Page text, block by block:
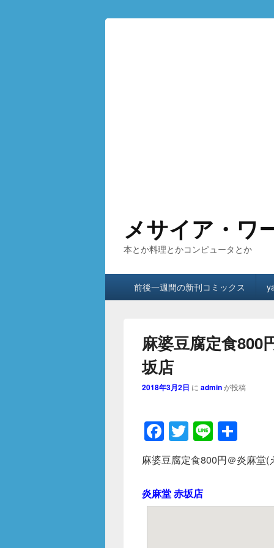
メサイア・ワ
本とか料理とかコンピュータとか
前後一週間の新刊コミックス
麻婆豆腐定食800
坂店
2018年3月2日 に adminが投稿
F
a
c
e
b
T
wi
tt
er
Li
n
e
有
麻婆豆腐定食800円＠炎麻堂(
炎麻堂 赤坂店